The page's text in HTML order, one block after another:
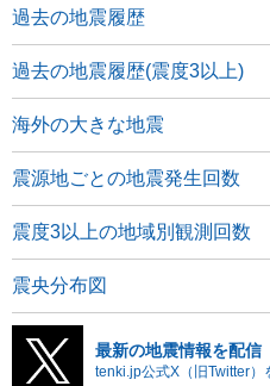
過去の地震履歴
過去の地震履歴(震度3以上)
海外の大きな地震
震源地ごとの地震発生回数
震度3以上の地域別観測回数
震央分布図
最新の地震情報を配信
tenki.jp公式X（旧Twitter）